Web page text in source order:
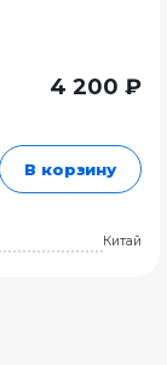
4 200 ₽
В корзину
Китай